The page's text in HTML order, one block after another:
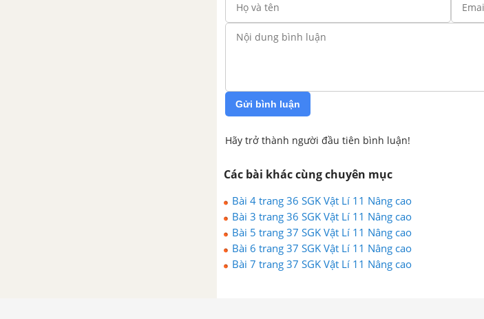
Gửi bình luận
Hãy trở thành người đầu tiên bình luận!
Các bài khác cùng chuyên mục
Bài 4 trang 36 SGK Vật Lí 11 Nâng cao
Bài 3 trang 36 SGK Vật Lí 11 Nâng cao
Bài 5 trang 37 SGK Vật Lí 11 Nâng cao
Bài 6 trang 37 SGK Vật Lí 11 Nâng cao
Bài 7 trang 37 SGK Vật Lí 11 Nâng cao